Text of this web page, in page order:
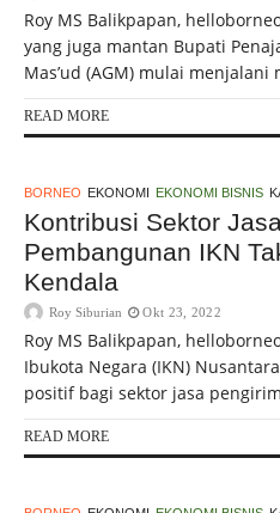
Roy MS Balikpapan,
yang juga mantan Bupati
Mas’ud (AGM) mulai menjalani
READ MORE
BORNEO EKONOMI EKONOMI BISNIS
Kontribusi Sektor
Pembangunan IKN
Kendala
Roy Siburian Okt 23, 2022
Roy MS Balikpapan,
Ibukota Negara (IKN)
positif bagi sektor jasa
READ MORE